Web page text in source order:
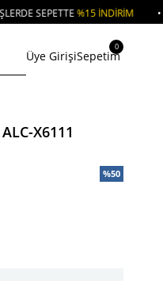
İNDIRIM • 🚚KREDI KARTI
Üye GirişiSepetim
0
X6111
%50